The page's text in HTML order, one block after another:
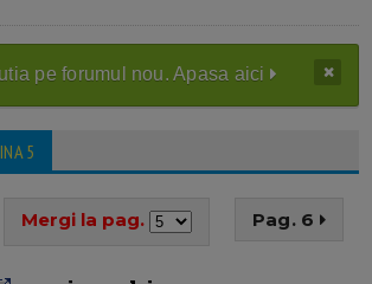
pe forumul nou. Apasa aici
5
Mergi la pag. Pag. 6